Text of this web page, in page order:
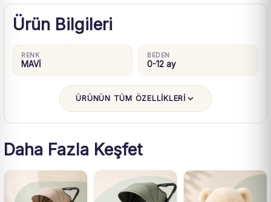
Ürün Bilgileri
RENK
MAVİ
BEDEN
0-12 ay
ÜRÜNÜN TÜM ÖZELLİKLERİ
Daha Fazla Keşfet